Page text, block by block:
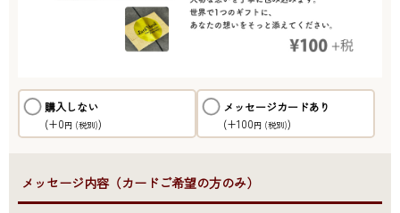
購入しない
(+0円 (税別))
メッセージカードあり
(+100円 (税別))
●メッセージ内容（カードご希望の方のみ）